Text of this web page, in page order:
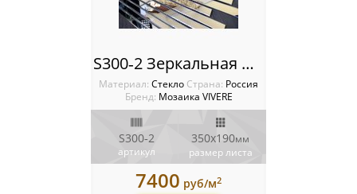
S300‐2 Зеркальная мозаика VIVERE VANTAGGIO
Материал: Стекло Cтрана: Россия
Бренд: Мозаика VIVERE
S300‐2
артикул
350х190мм
размер листа
7400 руб/м2